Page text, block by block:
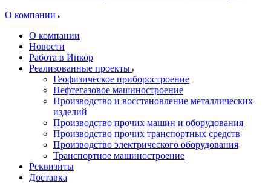
О компании
О компании
Новости
Работа в Инкор
Реализованные проекты
Геофизическое приборостроение
Нефтегазовое машиностроение
Производство и восстановление металлических
изделий
Производство прочих машин и оборудования
Производство прочих транспортных средств
Производство электрического оборудования
Транспортное машиностроение
Реквизиты
Доставка